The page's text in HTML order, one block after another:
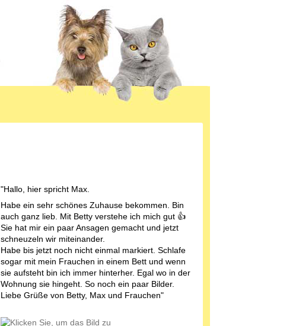
"Hallo, hier spricht Max.
Habe ein sehr schönes Zuhause bekommen. Bin
auch ganz lieb. Mit Betty verstehe ich mich gut 👍
Sie hat mir ein paar Ansagen gemacht und jetzt
schneuzeln wir miteinander.
Habe bis jetzt noch nicht einmal markiert. Schlafe
sogar mit mein Frauchen in einem Bett und wenn
sie aufsteht bin ich immer hinterher. Egal wo in der
Wohnung sie hingeht. So noch ein paar Bilder.
Liebe Grüße von Betty, Max und Frauchen"